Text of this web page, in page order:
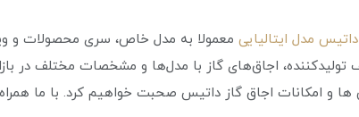
مدل ایتالیایی معمولا به مدل خاص، سری محصولات و
اجاق‌های گاز با مدل‌ها و مشخصات مختلف در
ها و امکانات اجاق گاز داتیس صحبت خواهیم کرد. با ما